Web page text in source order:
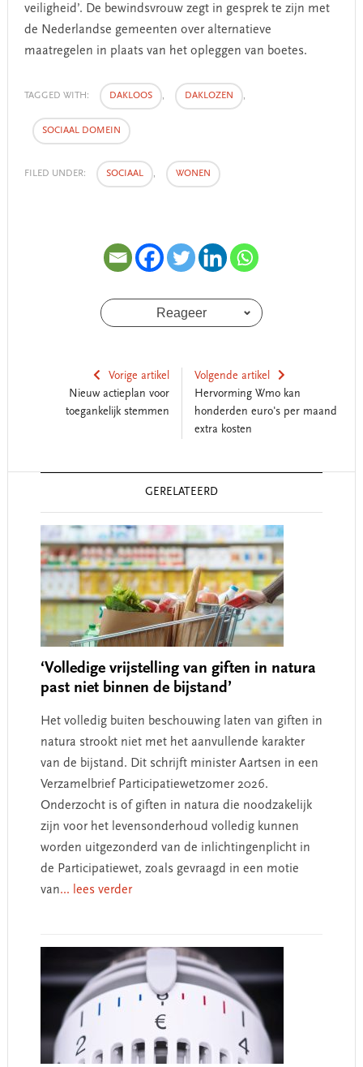
veiligheid’. De bewindsvrouw zegt in gesprek te zijn met
de Nederlandse gemeenten over alternatieve
maatregelen in plaats van het opleggen van boetes.
TAGGED WITH: DAKLOOS , DAKLOZEN ,
SOCIAAL DOMEIN
FILED UNDER: SOCIAAL , WONEN
Reageer
Vorige artikel
Nieuw actieplan voor
toegankelijk stemmen
Volgende artikel
Hervorming Wmo kan
honderden euro's per maand
extra kosten
GERELATEERD
‘Volledige vrijstelling van giften in natura
past niet binnen de bijstand’
Het volledig buiten beschouwing laten van giften in
natura strookt niet met het aanvullende karakter
van de bijstand. Dit schrijft minister Aartsen in een
Verzamelbrief Participatiewetzomer 2026.
Onderzocht is of giften in natura die noodzakelijk
zijn voor het levensonderhoud volledig kunnen
worden uitgezonderd van de inlichtingenplicht in
de Participatiewet, zoals gevraagd in een motie
van... lees verder